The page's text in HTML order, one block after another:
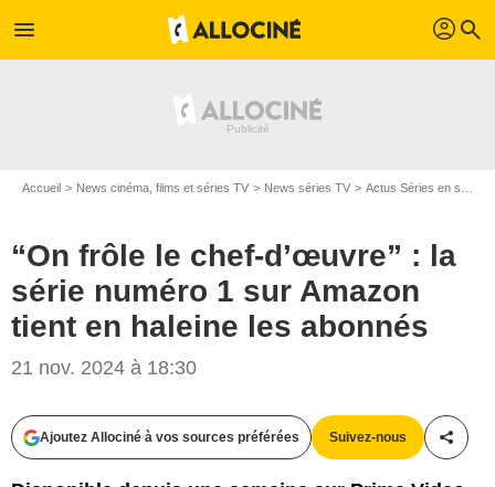
menu profil search
Accueil News cinéma, films et séries TV News séries TV Actus Séries en streaming
“On frôle le chef-d’œuvre” : la
série numéro 1 sur Amazon
tient en haleine les abonnés
21 nov. 2024 à 18:30
Ajoutez Allociné à vos sources préférées Suivez-nous